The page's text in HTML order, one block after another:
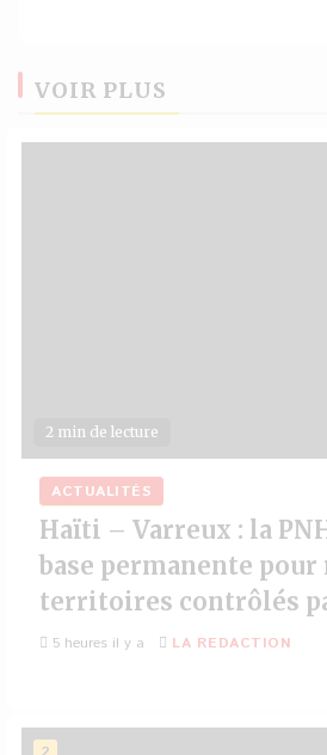
VOIR PLUS
2 min de lecture
ACTUALITÉS
Haïti – Varreux : la
base permanente
territoires contrôlés
5 heures il y a LA REDACTION